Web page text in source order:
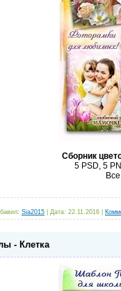
Сборник
5 PSD, 5
Sia2015 Дата: 22.11.2016
- Клетка